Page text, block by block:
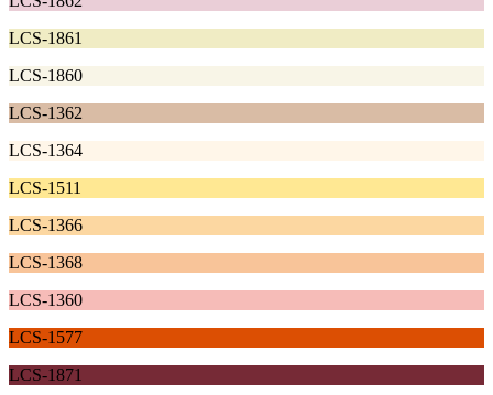
LCS-1861
LCS-1860
LCS-1362
LCS-1364
LCS-1511
LCS-1366
LCS-1368
LCS-1360
LCS-1577
LCS-1871